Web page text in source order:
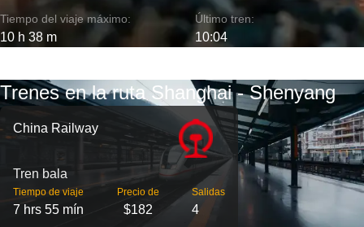
Tiempo del viaje máximo:
10 h 38 m
Último tren:
10:04
Trenes en la ruta Shanghai - Shenyang
China Railway
Tren bala
Tiempo de viaje
7 hrs 55 mín
Precio de
$182
Salidas
4